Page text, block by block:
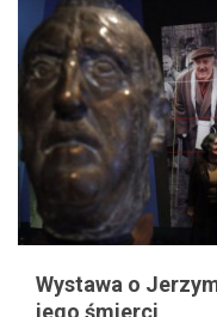
Wystawa o